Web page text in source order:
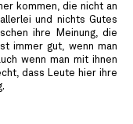
kommen, die nicht an
und nichts Gutes
ihre Meinung, die
immer gut, wenn man
wenn man mit ihnen
dass Leute hier ihre